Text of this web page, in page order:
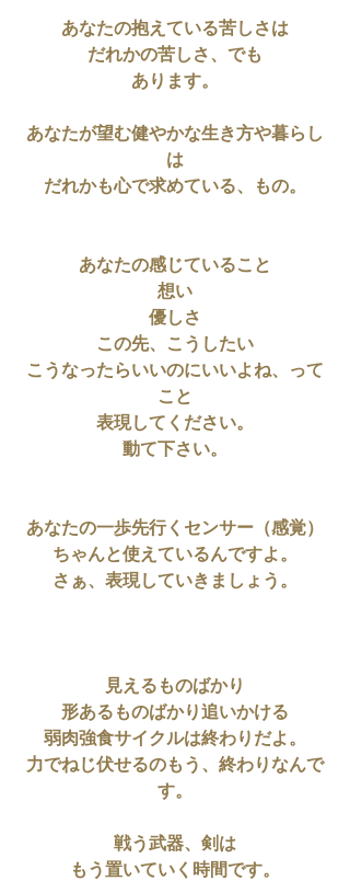
あなたの抱えている苦しさは
だれかの苦しさ、でも
あります。
あなたが望む健やかな生き方や暮らし
は
だれかも心で求めている、もの。
あなたの感じていること
想い
優しさ
この先、こうしたい
こうなったらいいのにいいよね、って
こと
表現してください。
動て下さい。
あなたの一歩先行くセンサー（感覚）
ちゃんと使えているんですよ。
さぁ、表現していきましょう。
見えるものばかり
形あるものばかり追いかける
弱肉強食サイクルは終わりだよ。
力でねじ伏せるのもう、終わりなんで
す。
戦う武器、剣は
もう置いていく時間です。